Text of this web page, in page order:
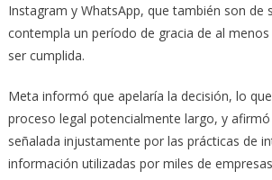
Instagram y WhatsApp, que también son de
contempla un período de gracia de al
ser cumplida.
Meta informó que apelaría la decisión, lo
proceso legal potencialmente largo, y
señalada injustamente por las prácticas de
información utilizadas por miles de